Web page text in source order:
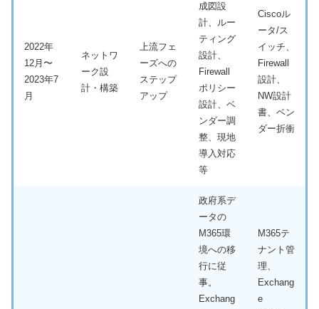
2022年
12月〜
2023年7
月
ネットワ
ーク設
計・構築
上流フェ
ーズへの
ステップ
アップ
成図設
計、ルー
ティング
設計、
Firewall
ポリシー
設計、ベ
ンダー調
整、現地
導入対応
等
Ciscoル
ータ/ス
イッチ、
Firewall
設計、
NW設計
書、ベン
ダー折衝
政府系デ
ータの
M365環
境への移
行に従
事。
Exchang
M365テ
ナント管
理、
Exchang
e